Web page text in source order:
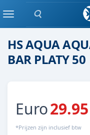
Zoeken
Menutl /overige
HS AQUA
BAR PLATY 50
Euro29.95
*Prijzen zijn inclusief btw